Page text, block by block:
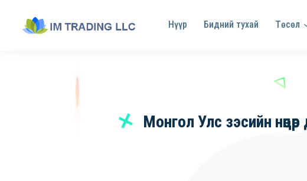
Нүүр Бидний тухай Төсөл
Монгол Улс зэсийн